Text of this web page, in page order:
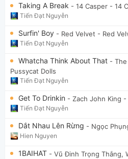
Taking A Break - 14 Casper - 14
Tiến Đạt Nguyễn
Surfin' Boy - Red Velvet - Red
Tiến Đạt Nguyễn
Whatcha Think About That -
Pussycat Dolls
Tiến Đạt Nguyễn
Get To Drinkin - Zach John King -
Tiến Đạt Nguyễn
Dắt Nhau Lên Rừng - Ngọc
Hien Nguyen
1BAIHAT - Vũ Đinh Trọng Thắng,